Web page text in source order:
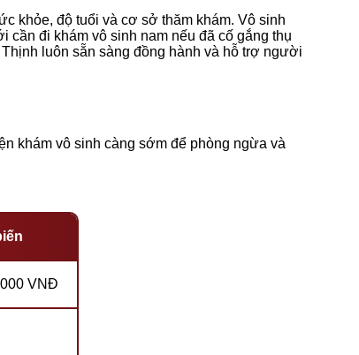
khỏe, độ tuổi và cơ sở thăm khám. Vô sinh
đi khám vô sinh nam nếu đã cố gắng thụ
luôn sẵn sàng đồng hành và hỗ trợ người
khám vô sinh càng sớm để phòng ngừa và
VNĐ